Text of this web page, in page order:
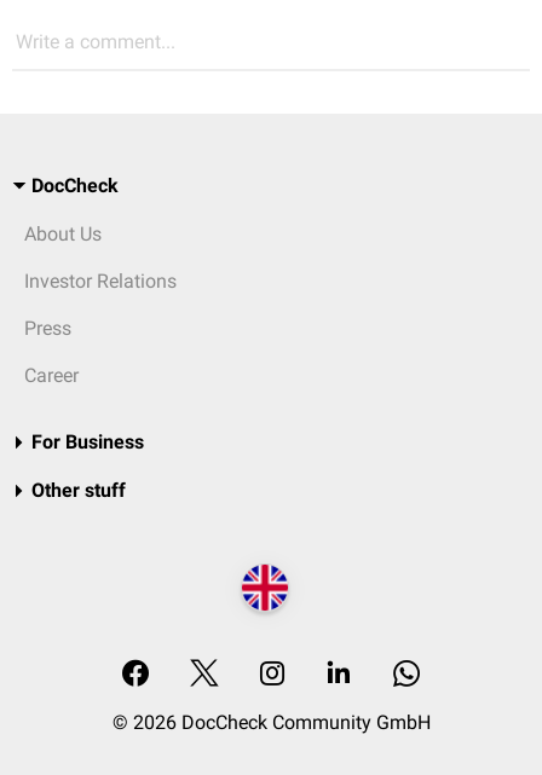
Write a comment...
DocCheck
About Us
Investor Relations
Press
Career
For Business
Other stuff
© 2026 DocCheck Community GmbH